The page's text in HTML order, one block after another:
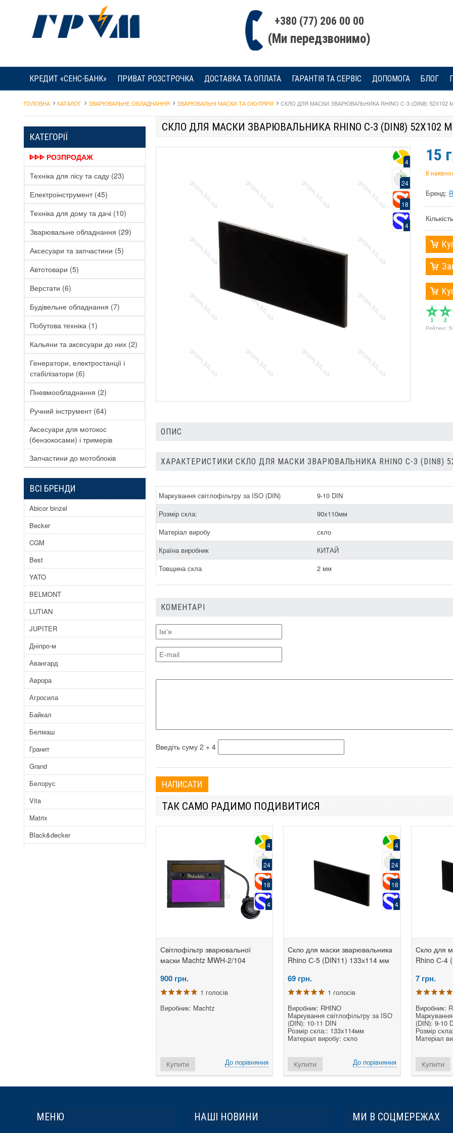
+380 (77) 206 00 00
(Ми передзвонимо)
КРЕДИТ «СЕНС-БАНК» ПРИВАТ РОЗСТРОЧКА ДОСТАВКА ТА ОПЛАТА ГАРАНТІЯ ТА СЕРВІС ДОПОМОГА БЛОГ
ГОЛОВНА КАТАЛОГ ЗВАРЮВАЛЬНЕ ОБЛАДНАННЯ ЗВАРЮВАЛЬНІ МАСКИ ТА ОКУЛЯРИ СКЛО ДЛЯ МАСКИ ЗВАРЮВАЛЬНИКА RHINO С-3 (DIN8) 52Х102
КАТЕГОРІЇ
ᐈᐈᐈ РОЗПРОДАЖ
Техніка для лісу та саду (23)
Електроінструмент (45)
Техніка для дому та дачі (10)
Зварювальне обладнання (29)
Аксесуари та запчастини (5)
Автотовари (5)
Верстати (6)
Будівельне обладнання (7)
Побутова техніка (1)
Кальяни та аксесуари до них (2)
Генератори, електростанції і
стабілізатори (6)
Пневмообладнання (2)
Ручний інструмент (64)
Аксесуари для мотокос
(бензокосами) і тримерів
Запчастини до мотоблоків
ВСІ БРЕНДИ
Abicor binzel
Becker
CGM
Best
YATO
BELMONT
LUTIAN
JUPITER
Дніпро-м
Авангард
Аврора
Агросила
Байкал
Белмаш
Гранит
Grand
Белорус
Vita
Matrix
Black&decker
Искра
Кедр
СКЛО ДЛЯ МАСКИ ЗВАРЮВАЛЬНИКА RHINO С-3 (DIN8) 52Х102
4
24
18
4
15
В
Бренд:
Рейтинг: 5
ОПИС
ХАРАКТЕРИСТИКИ СКЛО ДЛЯ МАСКИ ЗВАРЮВАЛЬНИКА RHINO С-3 (DIN8)
Маркування світлофільтру за ISO (DIN)
9-10 DIN
Розмір скла:
90х110мм
Матеріал виробу
скло
Країна виробник
КИТАЙ
Товщина скла
2 мм
КОМЕНТАРІ
Введіть суму 2 + 4
ТАК САМО РАДИМО ПОДИВИТИСЯ
4
24
18
4
Світлофільтр зварювальної
маски Machtz MWH-2/104
900 грн.
1 голосів
Виробник: Machtz
До порівняння
Купити
4
24
18
4
Скло для маски зварювальника
Rhino С-5 (DIN11) 133х114 мм
69 грн.
1 голосів
Виробник: RHINO
Маркування світлофільтру за ISO
(DIN): 10-11 DIN
Розмір скла:: 133х114мм
Матеріал виробу: скло
До порівняння
Купити
Скло для
Rhino С-4
7 грн.
Виробник:
(DIN): 9-10
Розмір
Матеріал
Купити
МЕНЮ НАШІ НОВИНИ МИ В СОЦМЕРЕЖАХ